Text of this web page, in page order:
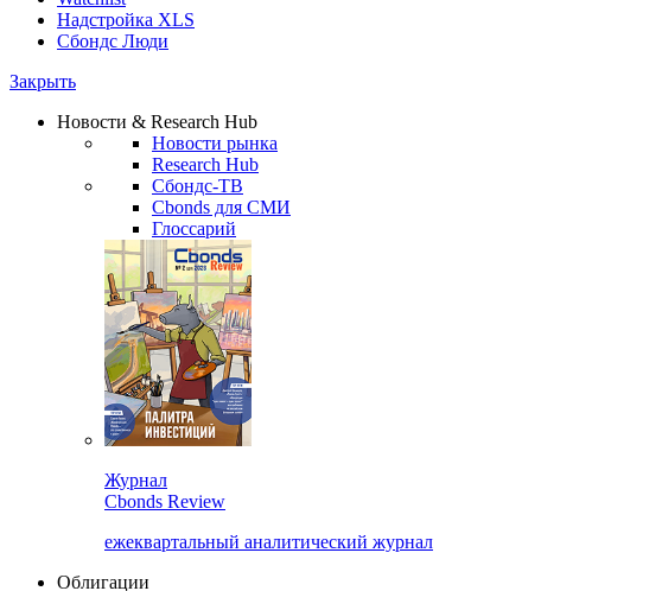
Криптоnew
Сбондс-ТВ
Надстройка XLS
Сбондс Люди
Новости & Research Hub
Новости рынка
Research Hub
Сбондс-ТВ
Cbonds для СМИ
Глоссарий
Журнал
Cbonds Review